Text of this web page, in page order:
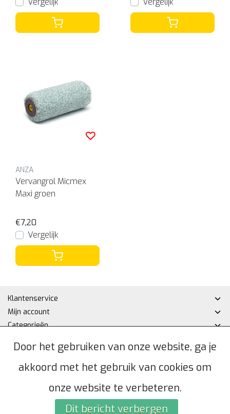
ANZA
Vervangrol Micmex
Maxi groen
€7,20
Vergelijk
Klantenservice
Mijn account
Categorieën
© Copyright 2026 - Hakan DHZ | Realisatie InStijl Media
Door het gebruiken van onze website, ga je
akkoord met het gebruik van cookies om
onze website te verbeteren.
Dit bericht verbergen